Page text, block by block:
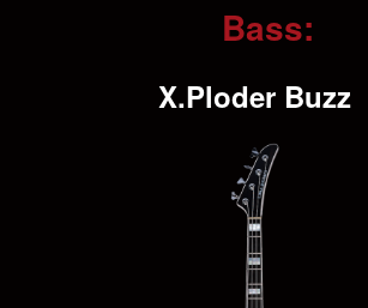
Bass:
X.Ploder Buzz